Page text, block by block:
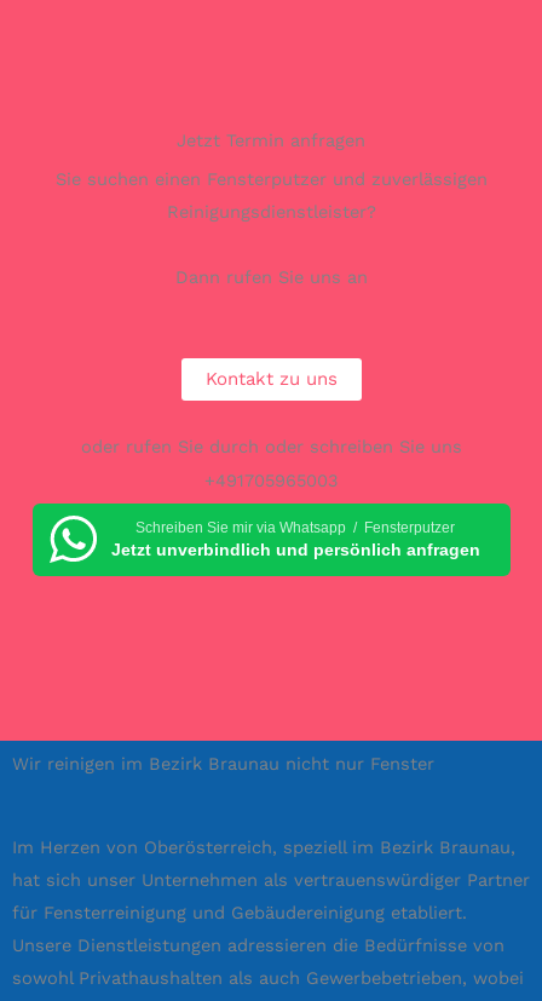
Jetzt Termin anfragen
Sie suchen einen Fensterputzer und zuverlässigen
Reinigungsdienstleister?
Dann rufen Sie uns an
Kontakt zu uns
oder rufen Sie durch oder schreiben Sie uns
+491705965003
Schreiben Sie mir via Whatsapp / Fensterputzer
Jetzt unverbindlich und persönlich anfragen
Wir reinigen im Bezirk Braunau nicht nur Fenster
Im Herzen von Oberösterreich, speziell im Bezirk Braunau,
hat sich unser Unternehmen als vertrauenswürdiger Partner
für Fensterreinigung und Gebäudereinigung etabliert.
Unsere Dienstleistungen adressieren die Bedürfnisse von
sowohl Privathaushalten als auch Gewerbebetrieben, wobei